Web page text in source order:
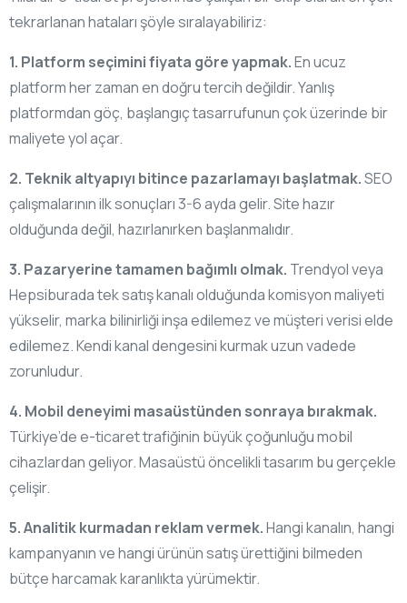
tekrarlanan hataları şöyle sıralayabiliriz:
1. Platform seçimini fiyata göre yapmak.En ucuz
platform her zaman en doğru tercih değildir. Yanlış
platformdan göç, başlangıç tasarrufunun çok üzerinde bir
maliyete yol açar.
2. Teknik altyapıyı bitince pazarlamayı başlatmak.SEO
çalışmalarının ilk sonuçları 3-6 ayda gelir. Site hazır
olduğunda değil, hazırlanırken başlanmalıdır.
3. Pazaryerine tamamen bağımlı olmak. Trendyol veya
Hepsiburada tek satış kanalı olduğunda komisyon maliyeti
yükselir, marka bilinirliği inşa edilemez ve müşteri verisi elde
edilemez. Kendi kanal dengesini kurmak uzun vadede
zorunludur.
4. Mobil deneyimi masaüstünden sonraya bırakmak.
Türkiye’de e-ticaret trafiğinin büyük çoğunluğu mobil
cihazlardan geliyor. Masaüstü öncelikli tasarım bu gerçekle
çelişir.
5. Analitik kurmadan reklam vermek.Hangi kanalın, hangi
kampanyanın ve hangi ürünün satış ürettiğini bilmeden
bütçe harcamak karanlıkta yürümektir.